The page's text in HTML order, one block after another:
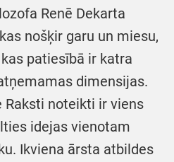
Renē Dekarta
nošķir garu un miesu,
patiesībā ir katra
dimensijas.
Raksti noteikti ir viens
idejas vienotam
Ikviena ārsta atbildes